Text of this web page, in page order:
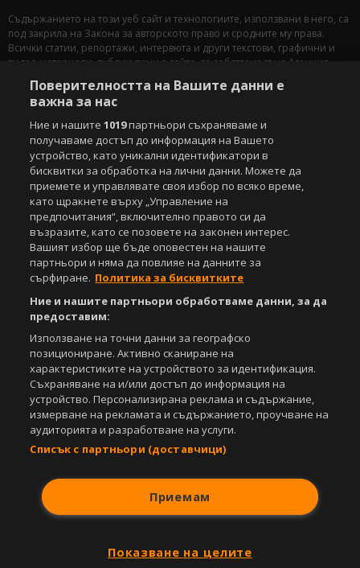
Съдържанието на този уеб сайт и технологиите, използвани в него, са
под закрила на Закона за авторското право и сродните му права.
Всички статии, репортажи, интервюта и други текстови, графични и
видео материали, публикувани в сайта, са собственост на Агенция
публикуване на текстови материали само след писмено съгласие на
Агенция Спортал, посочване на източника и добавяне на линк към
www.sportal.bg. Използването на графични и видео материали,
публикувани в сайта, е строго забранено. Нарушителите ще бъдат
санкционирани с цялата строгост на закона.
БЕЗПЛАТНОТО
Android
Powered by:
Поверителността на Вашите данни е
важна за нас
Ние и нашите1019партньори съхраняваме и
получаваме достъп до информация на Вашето
устройство, като уникални идентификатори в
бисквитки за обработка на лични данни. Можете да
приемете и управлявате своя избор по всяко време,
като щракнете върху „Управление на
предпочитания“, включително правото си да
възразите, като се позовете на законен интерес.
Вашият избор ще бъде оповестен на нашите
партньори и няма да повлияе на данните за
сърфиране. Политика за бисквитките
Ние и нашите партньори обработваме данни, за да
предоставим:
Използване на точни данни за географско
позициониране. Активно сканиране на
характеристиките на устройството за идентификация.
Съхраняване на и/или достъп до информация на
устройство. Персонализирана реклама и съдържание,
измерване на рекламата и съдържанието, проучване на
аудиторията и разработване на услуги.
Списък с партньори (доставчици)
Приемам
Показване на целите